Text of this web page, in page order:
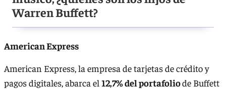
Warren Buffett?
American Express
American Express, la empresa de tarjetas de crédito y
pagos digitales, abarca el 12,7% del portafoliode Buffett